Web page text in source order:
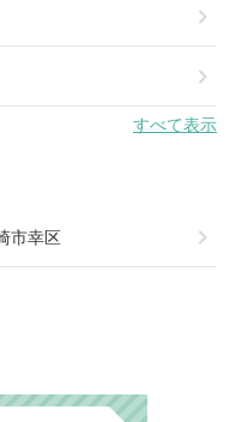
chevron_right
chevron_right
すべて表示
市幸区 chevron_right